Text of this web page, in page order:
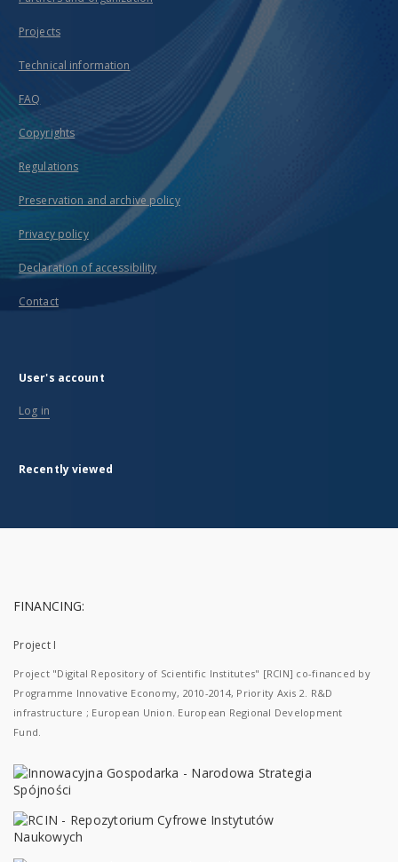
Projects
Technical information
FAQ
Copyrights
Regulations
Preservation and archive policy
Privacy policy
Declaration of accessibility
Contact
User's account
Log in
Recently viewed
FINANCING:
Project I
Project "Digital Repository of Scientific Institutes" [RCIN] co-financed by
Programme Innovative Economy, 2010-2014, Priority Axis 2. R&D
infrastructure ; European Union. European Regional Development
Fund.